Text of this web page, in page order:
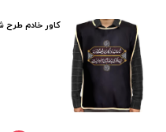
کاور خادم طرح